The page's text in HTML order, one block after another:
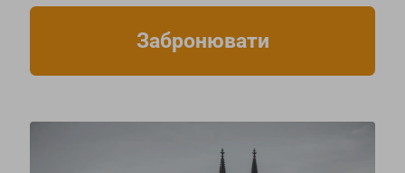
Забронювати